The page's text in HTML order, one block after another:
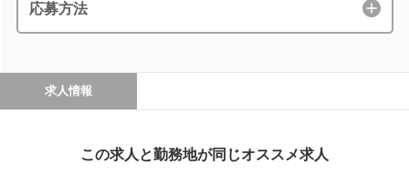
応募方法
求人情報
この求人と勤務地が同じオススメ求人